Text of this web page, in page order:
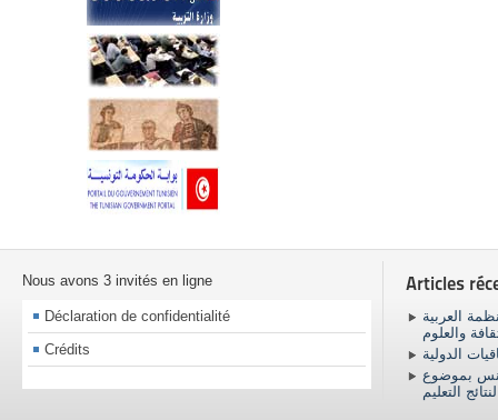
Nous avons 3 invités en ligne
Déclaration de confidentialité
Crédits
Articles
العربية
والعلوم
الدولية
بموضوع
التعليم